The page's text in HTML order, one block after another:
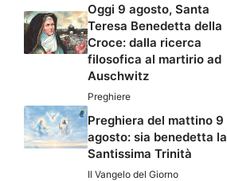
Oggi 9 agosto, Santa
Teresa Benedetta della
Croce: dalla ricerca
filosofica al martirio ad
Auschwitz
Preghiere
Preghiera del mattino 9
agosto: sia benedetta la
Santissima Trinità
Il Vangelo del Giorno